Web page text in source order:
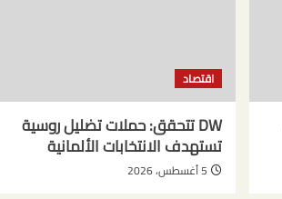
اقتصاد
DW تتحقق: حملات تضليل روسية
تستهدف الانتخابات الألمانية
5 أغسطس، 2026